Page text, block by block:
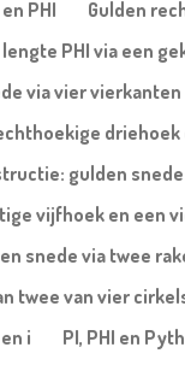
PHI
Gulden
PHI via een
via vier
driehoek
gulden
vijfhoek en een
snede via twee
twee van vier
i
PI, PHI en